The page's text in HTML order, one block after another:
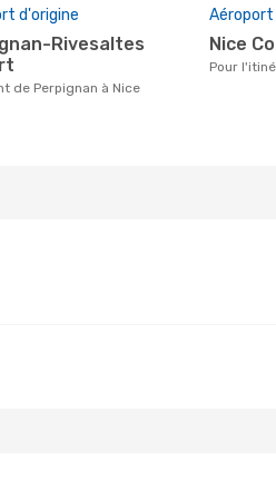
d'origine
de Perpignan à Nice
Nice
Pour